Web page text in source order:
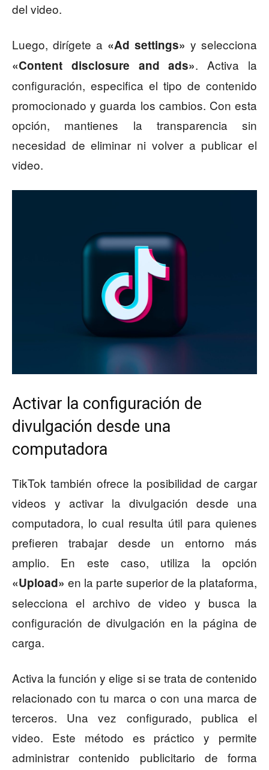
del video.
Luego, dirígete a «Ad settings» y selecciona
«Content disclosure and ads». Activa la
configuración, especifica el tipo de contenido
promocionado y guarda los cambios. Con esta
opción, mantienes la transparencia sin
necesidad de eliminar ni volver a publicar el
video.
Activar la configuración de
divulgación desde una
computadora
TikTok también ofrece la posibilidad de cargar
videos y activar la divulgación desde una
computadora, lo cual resulta útil para quienes
prefieren trabajar desde un entorno más
amplio. En este caso, utiliza la opción
«Upload» en la parte superior de la plataforma,
selecciona el archivo de video y busca la
configuración de divulgación en la página de
carga.
Activa la función y elige si se trata de contenido
relacionado con tu marca o con una marca de
terceros. Una vez configurado, publica el
video. Este método es práctico y permite
administrar contenido publicitario de forma